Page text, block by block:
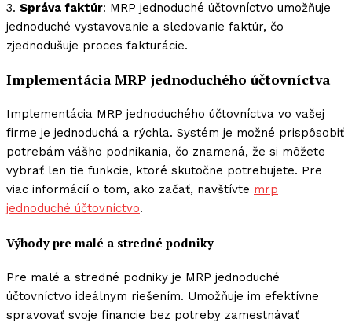
3. Správa faktúr: MRP jednoduché účtovníctvo umožňuje
jednoduché vystavovanie a sledovanie faktúr, čo
zjednodušuje proces fakturácie.
Implementácia MRP jednoduchého účtovníctva
Implementácia MRP jednoduchého účtovníctva vo vašej
firme je jednoduchá a rýchla. Systém je možné prispôsobiť
potrebám vášho podnikania, čo znamená, že si môžete
vybrať len tie funkcie, ktoré skutočne potrebujete. Pre
viac informácií o tom, ako začať, navštívte mrp
jednoduché účtovníctvo.
Výhody pre malé a stredné podniky
Pre malé a stredné podniky je MRP jednoduché
účtovníctvo ideálnym riešením. Umožňuje im efektívne
spravovať svoje financie bez potreby zamestnávať